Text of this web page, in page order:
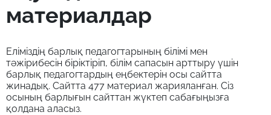
материалдар
Еліміздің барлық педагогтарының білімі мен
тәжірибесін біріктіріп, білім сапасын арттыру үшін
барлық педагогтардың еңбектерін осы сайтта
жинадық. Сайтта 477 материал жарияланған. Сіз
осының барлығын сайттан жүктеп сабағыңызға
қолдана аласыз.